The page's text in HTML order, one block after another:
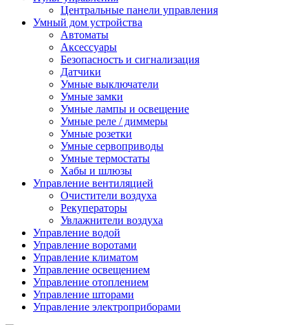
Центральные панели управления
Умный дом устройства
Автоматы
Аксессуары
Безопасность и сигнализация
Датчики
Умные выключатели
Умные замки
Умные лампы и освещение
Умные реле / диммеры
Умные розетки
Умные сервоприводы
Умные термостаты
Хабы и шлюзы
Управление вентиляцией
Очистители воздуха
Рекуператоры
Увлажнители воздуха
Управление водой
Управление воротами
Управление климатом
Управление освещением
Управление отоплением
Управление шторами
Управление электроприборами